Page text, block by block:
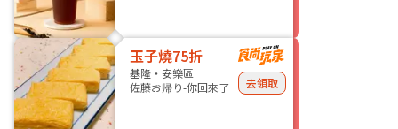
玉子燒75折
基隆・安樂區
佐藤お帰り-你回來了
去領取